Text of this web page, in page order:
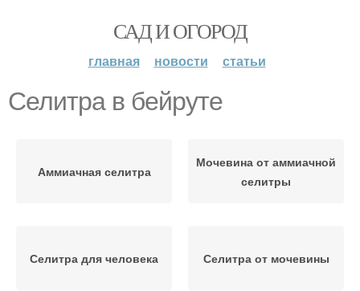
САД И ОГОРОД
главная новости статьи
Селитра в бейруте
Аммиачная селитра
Мочевина от аммиачной
селитры
Селитра для человека Селитра от мочевины